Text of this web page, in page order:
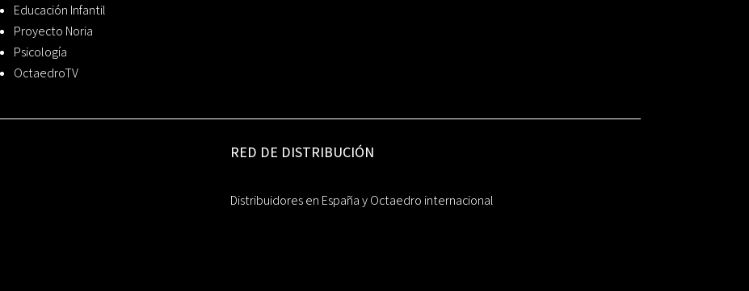
Educación Infantil
Proyecto Noria
Psicología
OctaedroTV
RED DE DISTRIBUCIÓN
Distribuidores en España y Octaedro internacional